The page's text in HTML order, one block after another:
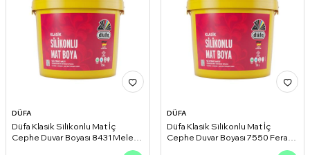
DÜFA
Düfa Klasik Silikonlu Mat İç
Cephe Duvar Boyası 8431 Melek
DÜFA
Düfa Klasik Silikonlu Mat İç
Cephe Duvar Boyası 7550 Ferah